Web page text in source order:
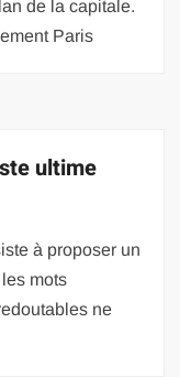
de la capitale.
Paris
ultime
à proposer un
mots
ne